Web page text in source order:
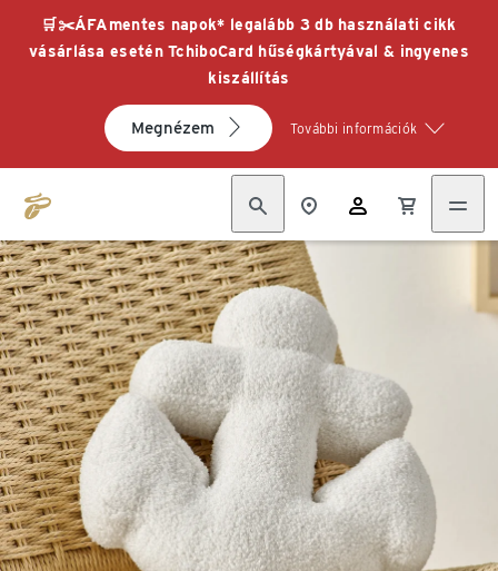
🛒✂️ÁFAmentes napok* legalább 3 db használati cikk
vásárlása esetén TchiboCard hűségkártyával & ingyenes
kiszállítás
Megnézem További információk